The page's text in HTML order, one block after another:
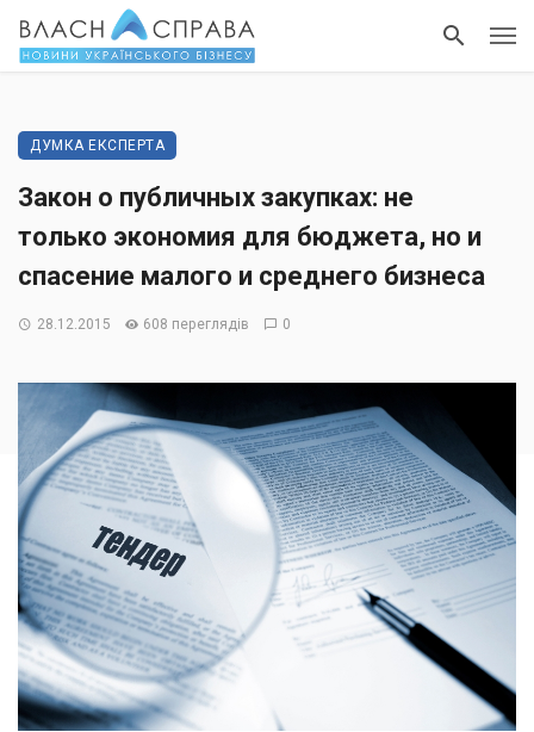
ДУМКА ЕКСПЕРТА
Закон о публичных закупках: не
только экономия для бюджета, но и
спасение малого и среднего бизнеса
28.12.2015 608 переглядів 0